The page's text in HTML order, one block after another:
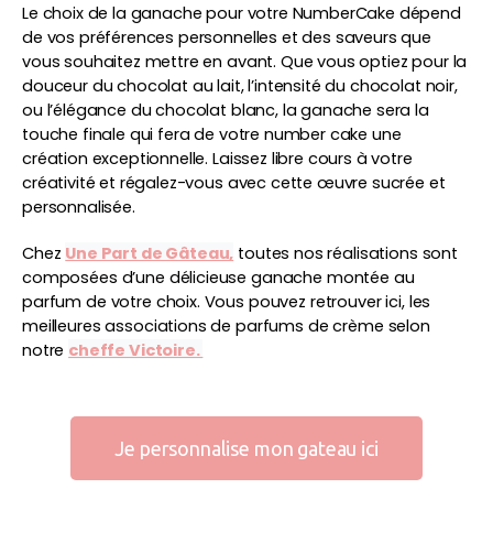
Le choix de la ganache pour votre NumberCake dépend
de vos préférences personnelles et des saveurs que
vous souhaitez mettre en avant. Que vous optiez pour la
douceur du chocolat au lait, l’intensité du chocolat noir,
ou l’élégance du chocolat blanc, la ganache sera la
touche finale qui fera de votre number cake une
création exceptionnelle. Laissez libre cours à votre
créativité et régalez-vous avec cette œuvre sucrée et
personnalisée.
Chez Une Part de Gâteau, toutes nos réalisations sont
composées d’une délicieuse ganache montée au
parfum de votre choix. Vous pouvez retrouver ici, les
meilleures associations de parfums de crème selon
notre cheffe Victoire.
Je personnalise mon gateau ici